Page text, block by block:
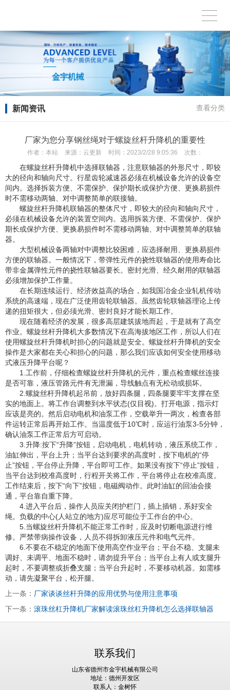
新闻资讯 查看分类
厂家为您分享钢丝绳对于螺旋丝杆升降机的重要性
作者： 本站 来源： 云更新 时间： 2023/2/28 9:05:36 次数：
在螺旋丝杆升降机中选择联轴器，注意联轴器的外形尺寸，即较
大的径向和轴向尺寸。行星齿轮减速器必须在机械设备允许的设备空
间内。选择拆装方便、不需保护、保护期长或保护方便、更换易损件
时不需移动两轴、对中调整简单的联接轴。
螺旋丝杆升降机联轴器的整体尺寸，即较大的径向和轴向尺寸，
必须在机械设备允许的装置空间内。选用拆装方便、不需保护、保护
期长或保护方便、更换易损件时不需移动两轴、对中调整简单的联轴
器。
大型机械设备两轴对中调整比较困难，应选择耐用、更换易损件
方便的联轴器。一般情况下，带弹性元件的挠性联轴器的使用寿命比
带非金属弹性元件的挠性联轴器要长。密封光滑、经久耐用的联轴器
必须增加保护工作量。
在长期连续运行、经济效益高的场合，如我国冶金企业轧机传动
系统的高速端，现在广泛使用齿轮联轴器。虽然齿轮联轴器理论上传
递的扭矩很大，但必须光滑、密封良好才能长期工作。
现在随着经济的发展，很多高层建筑拔地而起，于是就有了高空
作业。螺旋丝杆升降机大多数情况下在高海拔地区工作，所以人们在
使用螺旋丝杆升降机时担心的问题就是安全。螺旋丝杆升降机的安全
操作是大家都在关心和担心的问题，那么我们应该如何安全使用移动
式液压升降平台呢？
1.工作前，仔细检查螺旋丝杆升降机的元件，重点检查螺丝连接
是否可靠，液压管路元件有无泄漏，导线触点有无松动或损坏。
2.螺旋丝杆升降机起吊前，放好四条腿，四条腿要牢牢支撑在坚
实的地面上。将工作台调整到水平状态(仅目视)。打开电源，指示灯
应该是亮的。然后启动电机和油泵工作，空载举升一两次，检查各部
件运转正常后再开始工作。当温度低于10℃时，应运行油泵3-5分钟，
确认油泵工作正常后方可启动。
3.升降:按下“升降”按钮，启动电机，电机转动，液压系统工作，
油缸伸出，平台上升；当平台达到要求的高度时，按下电机的“停
止”按钮，平台停止升降，平台即可工作。如果没有按下“停止”按钮，
当平台达到校准高度时，行程开关将工作，平台将停止在校准高度。
工作结束后，按下“向下”按钮，电磁阀动作。此时油缸的回油会接
通，平台靠自重下降。
4.进入平台后，操作人员应关闭护栏门，插上插销，系好安全
绳。负载的中心(人站立的地方)应尽可能位于工作台的中心。
5.当螺旋丝杆升降机不能正常工作时，应及时切断电源进行维
修。严禁带病操作设备，人员不得拆卸液压元件和电气元件。
6.不要在不稳定的地面下使用高空作业平台；平台不稳、支腿未
调好、未调平、地面不稳时，请勿提升平台；当平台上有人或支腿升
起时，不要调整或折叠支腿；当平台升起时，不要移动机器。如需移
动，请先凝聚平台，松开腿。
上一条： 厂家谈谈丝杆升降的应用优势与使用注意事项
下一条： 滚珠丝杠升降机厂家解读滚珠丝杠升降机怎么选择联轴器
联系我们
山东省德州市金宇机械有限公司
地址：德州开发区
联系人：金树怀